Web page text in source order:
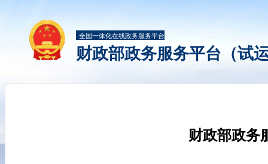
全国一体化在线政务服务平台
财政部政务服务平台（试
财政部政务